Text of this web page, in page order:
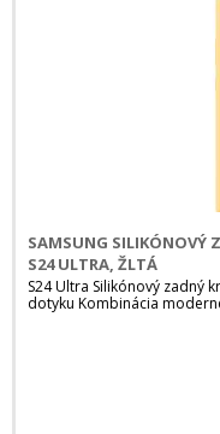
SAMSUNG SILIKÓNOVÝ
S24 ULTRA, ŽLTÁ
S24 Ultra Silikónový zadný
dotyku Kombinácia